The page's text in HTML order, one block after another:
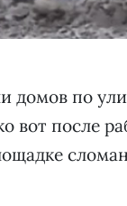
домов по
вот после